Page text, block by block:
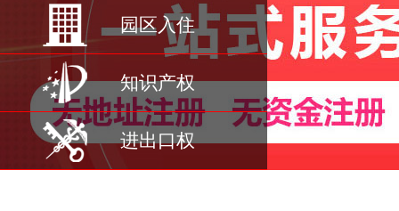
园区入住
知识产权
进出口权